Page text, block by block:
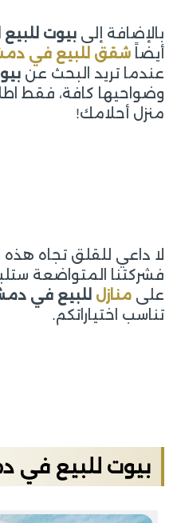
بالإضافة إلى بيوت
أيضاً شقق للبيع في
عندما تريد البحث عن
وضواحيها كافة، فقط
منزل أحلامك!
لا داعي للقلق تجاه هذه
فشركتنا المتواضعة
على منازل للبيع في
تناسب اختياراتكم.
بيوت للبيع في